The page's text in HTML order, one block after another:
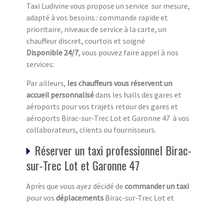
Taxi Ludivine vous propose un service sur mesure,
adapté à vos besoins : commande rapide et
prioritaire, niveaux de service à la carte, un
chauffeur discret, courtois et soigné
Disponible 24/7, vous pouvez faire appel à nos
services:
Par ailleurs, les chauffeurs vous réservent un
accueil personnalisédans les halls des gares et
aéroports pour vos trajets retour des gares et
aéroports Birac-sur-Trec Lot et Garonne 47 à vos
collaborateurs, clients ou fournisseurs.
Réserver un taxi professionnel Birac-
sur-Trec Lot et Garonne 47
Après que vous ayez décidé de commander un taxi
pour vos déplacements Birac-sur-Trec Lot et